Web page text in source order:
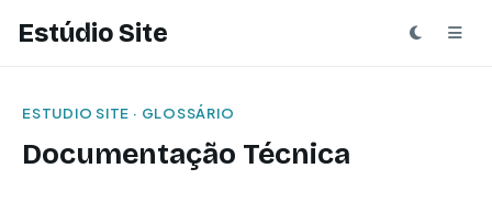
Estúdio Site
ESTUDIO SITE · GLOSSÁRIO
Documentação Técnica